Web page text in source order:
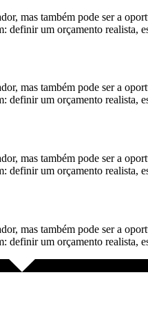
também pode ser a
definir um orçamento
também pode ser a
definir um orçamento
também pode ser a
definir um orçamento
também pode ser a
definir um orçamento